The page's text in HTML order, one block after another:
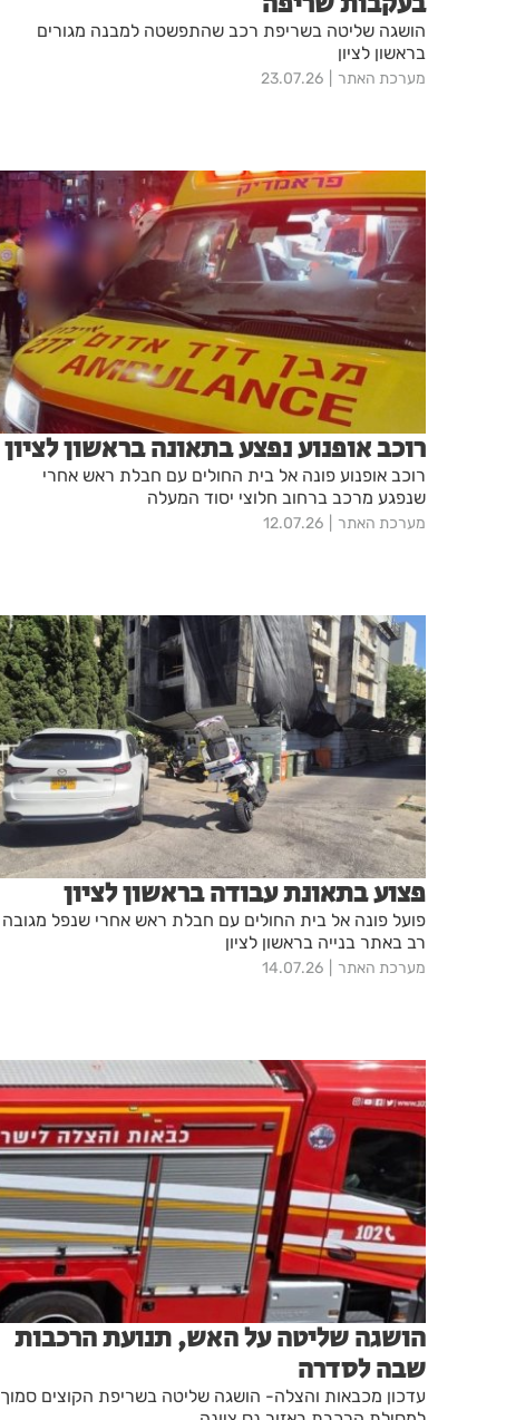
הושגה שליטה בשריפת רכב שהתפשטה למבנה מגורים
בראשון לציון
מערכת האתר 23.07.26
רוכב אופנוע נפצע בתאונה בראשון לציון
רוכב אופנוע פונה אל בית החולים עם חבלת ראש אחרי
שנפגע מרכב ברחוב חלוצי יסוד המעלה
מערכת האתר 12.07.26
פצוע בתאונת עבודה בראשון לציון
פועל פונה אל בית החולים עם חבלת ראש אחרי שנפל מגובה
רב באתר בנייה בראשון לציון
מערכת האתר 14.07.26
הושגה שליטה על האש, תנועת הרכבות
שבה לסדרה
עדכון מכבאות והצלה- הושגה שליטה בשריפת הקוצים סמוך